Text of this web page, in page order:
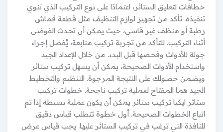
خطافات لتعليق الستائر، اعتمادًا على نوع التركيب الذي تنوي
تنفيذه. تأكد من تجهيز لوازم التنظيف مثل قطعة قماش
رطبة أو منظف غير قاسي، حيث يمكن أن تحدث الفوضى
أثناء التركيب. للتأكد من تجربة تركيب متابعة، يُفضل إجراء
جولة للأدوات وفحصها قبل البدء. من خلال الإعداد الجيد
واستخدام الأدوات الصحيحة، يمكن أن يسهل تركيب ستائر
ويضمن حصولك على النتيجة المرجوة. التنظيم والتخطيط
الجيد هما المفتاح لعملية تركيب ناجحة. خطوات تركيب
ستائر ايكيا تركيب ستائر يمكن أن يكون عملية بسيطة إذا تم
اتباع الخطوات الصحيحة. أول خطوة تتطلب قياس دقيق
للنافذة التي ترغب في تركيب الستائر عليها. يجب قياس عرض